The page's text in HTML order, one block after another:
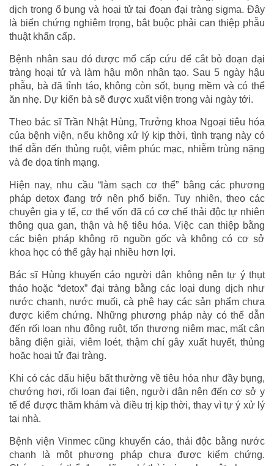
dịch trong ổ bụng và hoại tử tại đoạn đại tràng sigma. Đây
là biến chứng nghiêm trọng, bắt buộc phải can thiệp phẫu
thuật khẩn cấp.
Bệnh nhân sau đó được mổ cấp cứu để cắt bỏ đoạn đại
tràng hoại tử và làm hậu môn nhân tạo. Sau 5 ngày hậu
phẫu, bà đã tỉnh táo, không còn sốt, bụng mềm và có thể
ăn nhẹ. Dự kiến bà sẽ được xuất viện trong vài ngày tới.
Theo bác sĩ Trần Nhật Hùng, Trưởng khoa Ngoại tiêu hóa
của bệnh viện, nếu không xử lý kịp thời, tình trạng này có
thể dẫn đến thủng ruột, viêm phúc mạc, nhiễm trùng nặng
và đe dọa tính mạng.
Hiện nay, nhu cầu “làm sạch cơ thể” bằng các phương
pháp detox đang trở nên phổ biến. Tuy nhiên, theo các
chuyên gia y tế, cơ thể vốn đã có cơ chế thải độc tự nhiên
thông qua gan, thận và hệ tiêu hóa. Việc can thiệp bằng
các biện pháp không rõ nguồn gốc và không có cơ sở
khoa học có thể gây hại nhiều hơn lợi.
Bác sĩ Hùng khuyến cáo người dân không nên tự ý thụt
tháo hoặc “detox” đại tràng bằng các loại dung dịch như
nước chanh, nước muối, cà phê hay các sản phẩm chưa
được kiểm chứng. Những phương pháp này có thể dẫn
đến rối loạn nhu động ruột, tổn thương niêm mạc, mất cân
bằng điện giải, viêm loét, thậm chí gây xuất huyết, thủng
hoặc hoại tử đại tràng.
Khi có các dấu hiệu bất thường về tiêu hóa như đầy bụng,
chướng hơi, rối loạn đại tiện, người dân nên đến cơ sở y
tế để được thăm khám và điều trị kịp thời, thay vì tự ý xử lý
tại nhà.
Bệnh viện Vinmec cũng khuyến cáo, thải độc bằng nước
chanh là một phương pháp chưa được kiểm chứng.